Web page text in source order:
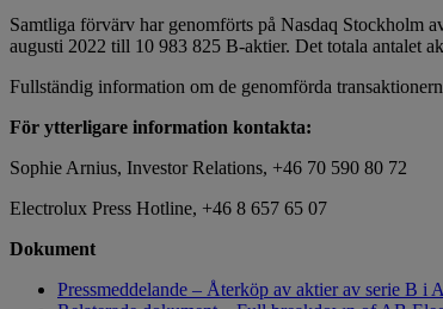
Samtliga förvärv har genomförts på Nasdaq
augusti 2022 till 10 983 825 B-aktier. Det totala antalet
Fullständig information om de genomförda
För ytterligare information kontakta:
Sophie Arnius, Investor Relations, +46 70 590 80 72
Electrolux Press Hotline, +46 8 657 65 07
Dokument
Pressmeddelande – Återköp av aktier av serie B i